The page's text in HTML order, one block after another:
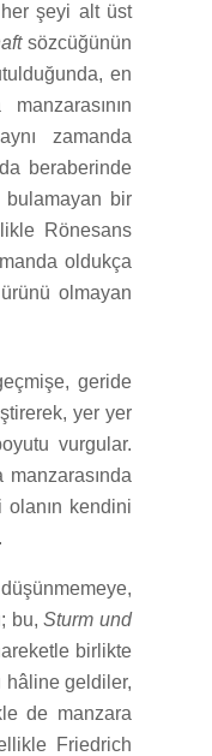
şeyi alt üst
sözcüğünün
en
zamanda
da beraberinde
bulamayan bir
Rönesans
oldukça
olmayan
geride
yer yer
vurgular.
olanın kendini
bu,Sturm und
birlikte
hâline geldiler,
de manzara
Friedrich